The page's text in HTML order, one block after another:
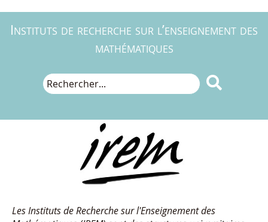
Instituts de recherche sur l’enseignement des
mathématiques

Les Instituts de Recherche sur l'Enseignement des